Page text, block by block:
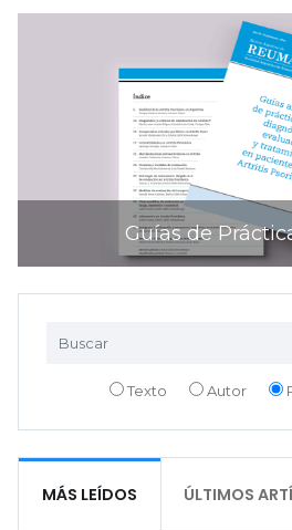
Guías de
Texto Autor
MÁS LEÍDOS ÚLTIMOS